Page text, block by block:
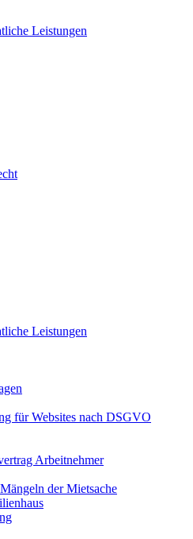
Leistungen
Leistungen
für Websites nach DSGVO
Arbeitnehmer
der Mietsache